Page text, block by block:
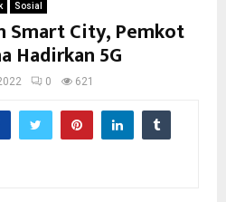
Sosial
Smart City, Pemkot
Hadirkan 5G
0 621